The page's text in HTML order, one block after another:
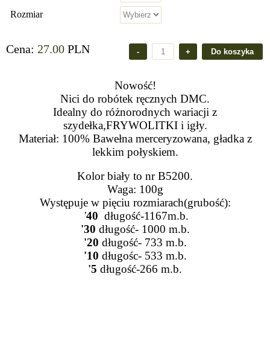
Rozmiar
Cena: 27.00 PLN
Nowość!
Nici do robótek ręcznych DMC.
Idealny do różnorodnych wariacji z
szydełka,FRYWOLITKI i igły.
Materiał: 100% Bawełna merceryzowana, gładka z
lekkim połyskiem.
Kolor biały to nr B5200.
Waga: 100g
Występuje w pięciu rozmiarach(grubość):
'40 długość-1167m.b.
'30 długość- 1000 m.b.
'20 długość- 733 m.b.
'10 długośc- 533 m.b.
'5 długość-266 m.b.